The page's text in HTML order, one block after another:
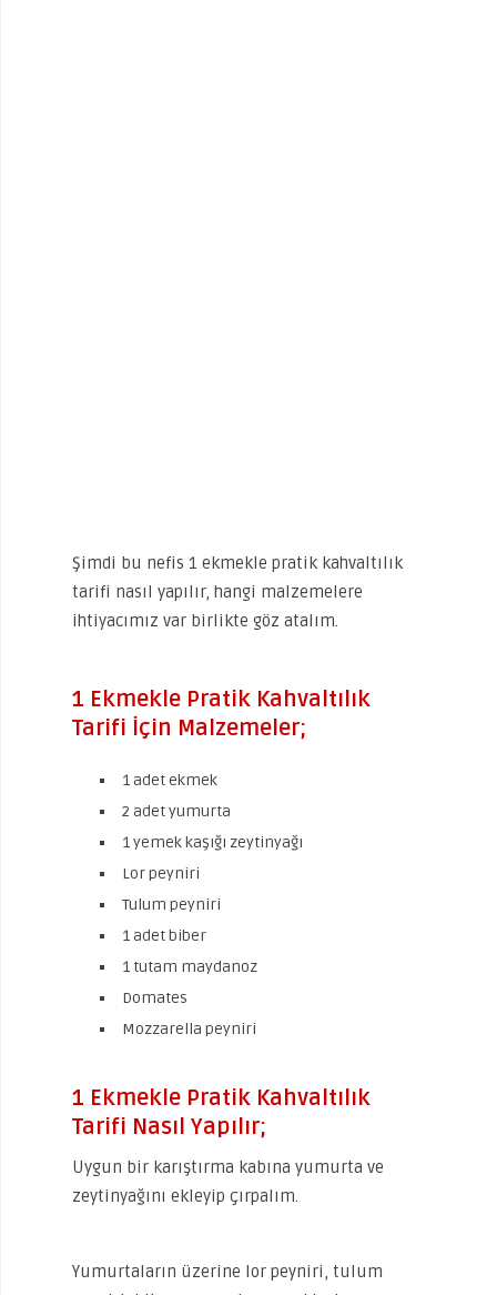
Şimdi bu nefis 1 ekmekle pratik kahvaltılık
tarifi nasıl yapılır, hangi malzemelere
ihtiyacımız var birlikte göz atalım.
1 Ekmekle Pratik Kahvaltılık
Tarifi İçin Malzemeler;
1 adet ekmek
2 adet yumurta
1 yemek kaşığı zeytinyağı
Lor peyniri
Tulum peyniri
1 adet biber
1 tutam maydanoz
Domates
Mozzarella peyniri
1 Ekmekle Pratik Kahvaltılık
Tarifi Nasıl Yapılır;
Uygun bir karıştırma kabına yumurta ve
zeytinyağını ekleyip çırpalım.
Yumurtaların üzerine lor peyniri, tulum